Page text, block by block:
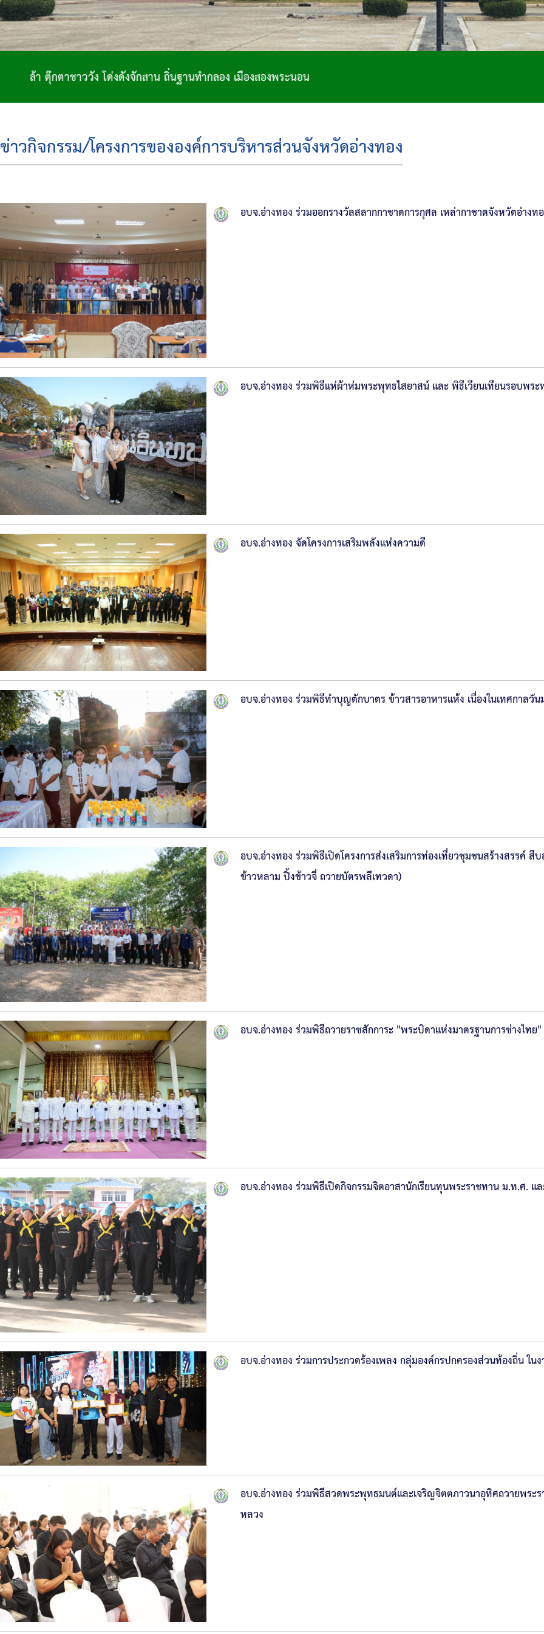
ง โด่งดังจักสาน ถิ่นฐานทำกลอง เมืองสองพระนอน
ข่าวกิจกรรม/โครงการขององค์การบริหารส่วนจังหวัดอ่างทอง
อบจ.อ่างทอง ร่วมออกรางวัลสลากกาชาดการกุศล เหล่ากาชาดจังหวัดอ่าง
อบจ.อ่างทอง ร่วมพิธีแห่ผ้าห่มพระพุทธไสยาสน์ และ พิธีเวียนเทียนรอบพร
อบจ.อ่างทอง จัดโครงการเสริมพลังแห่งความดี
อบจ.อ่างทอง ร่วมพิธีทำบุญตักบาตร ข้าวสารอาหารแห้ง เนื่องในเทศกาลวั
อบจ.อ่างทอง ร่วมพิธีเปิดโครงการส่งเสริมการท่องเที่ยวชุมชนสร้างสรรค์
ข้าวหลาม ปิ้งข้าวจี่ ถวายบัตรพลีเทวดา)
อบจ.อ่างทอง ร่วมพิธีถวายราชสักการะ "พระบิดาแห่งมาตรฐานการช่างไท
อบจ.อ่างทอง ร่วมพิธีเปิดกิจกรรมจิตอาสานักเรียนทุนพระราชทาน ม.ท.ศ.
อบจ.อ่างทอง ร่วมการประกวดร้องเพลง กลุ่มองค์กรปกครองส่วนท้องถิ่น ใ
อบจ.อ่างทอง ร่วมพิธีสวดพระพุทธมนต์และเจริญจิตตภาวนาอุทิศถวายพร
หลวง